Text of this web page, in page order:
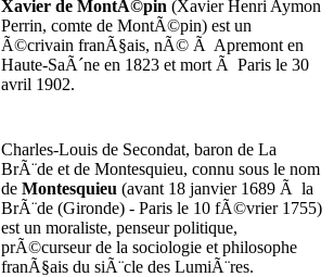
Xavier de MontÃ©pin (Xavier Henri Aymon
Perrin, comte de MontÃ©pin) est un
Ã©crivain franÃ§ais, nÃ© Ã Apremont en
Haute-SaÃ´ne en 1823 et mort Ã Paris le 30
avril 1902.
Charles-Louis de Secondat, baron de La
BrÃ¨de et de Montesquieu, connu sous le nom
de Montesquieu (avant 18 janvier 1689 Ã la
BrÃ¨de (Gironde) - Paris le 10 fÃ©vrier 1755)
est un moraliste, penseur politique,
prÃ©curseur de la sociologie et philosophe
franÃ§ais du siÃ¨cle des LumiÃ¨res.